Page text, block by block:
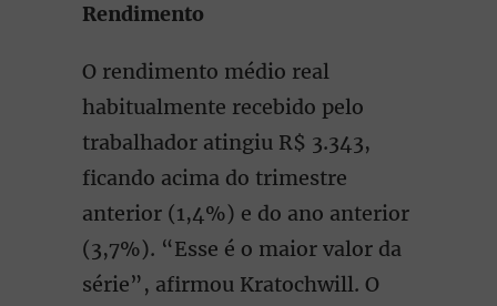
Rendimento
O rendimento médio real
habitualmente recebido pelo
trabalhador atingiu R$ 3.343,
ficando acima do trimestre
anterior (1,4%) e do ano anterior
(3,7%). “Esse é o maior valor da
série”, afirmou Kratochwill. O